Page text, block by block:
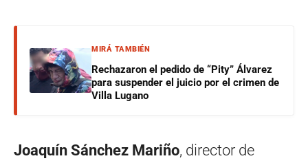
MIRÁ TAMBIÉN
Rechazaron el pedido de “Pity” Álvarez
para suspender el juicio por el crimen de
Villa Lugano
Joaquín Sánchez Mariño, director de